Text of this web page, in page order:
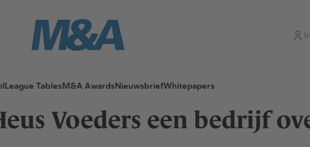
League TablesM&A AwardsNieuwsbriefWhitepapers
Voeders een bedrijf